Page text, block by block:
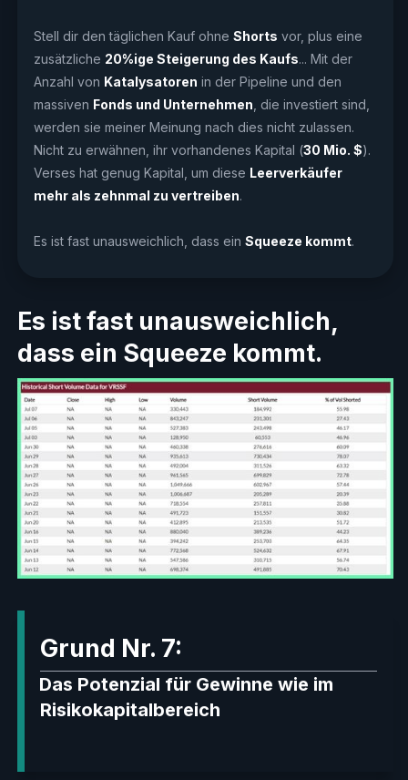
Stell dir den täglichen Kauf ohne Shorts vor, plus eine
zusätzliche 20%ige Steigerung des Kaufs... Mit der
Anzahl von Katalysatoren in der Pipeline und den
massiven Fonds und Unternehmen , die investiert sind,
werden sie meiner Meinung nach dies nicht zulassen.
Nicht zu erwähnen, ihr vorhandenes Kapital (30 Mio. $).
Verses hat genug Kapital, um diese Leerverkäufer
mehr als zehnmal zu vertreiben.
Es ist fast unausweichlich, dass ein Squeeze kommt.
Es ist fast unausweichlich,
dass ein Squeeze kommt.
Grund Nr. 7:
Das Potenzial für Gewinne wie im
Risikokapitalbereich